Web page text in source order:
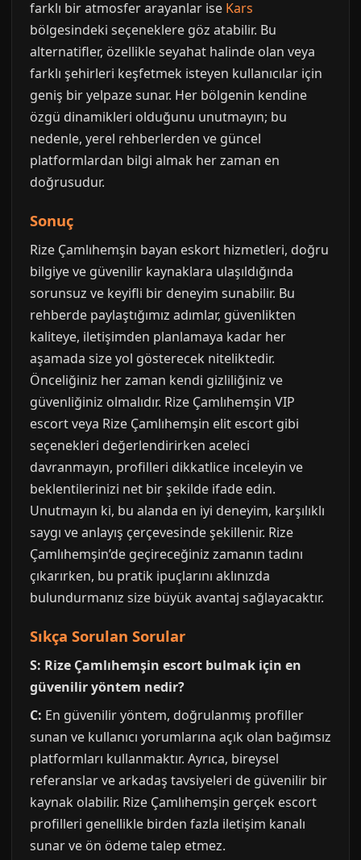
farklı bir atmosfer arayanlar ise Kars
bölgesindeki seçeneklere göz atabilir. Bu
alternatifler, özellikle seyahat halinde olan veya
farklı şehirleri keşfetmek isteyen kullanıcılar için
geniş bir yelpaze sunar. Her bölgenin kendine
özgü dinamikleri olduğunu unutmayın; bu
nedenle, yerel rehberlerden ve güncel
platformlardan bilgi almak her zaman en
doğrusudur.
Sonuç
Rize Çamlıhemşin bayan eskort hizmetleri, doğru
bilgiye ve güvenilir kaynaklara ulaşıldığında
sorunsuz ve keyifli bir deneyim sunabilir. Bu
rehberde paylaştığımız adımlar, güvenlikten
kaliteye, iletişimden planlamaya kadar her
aşamada size yol gösterecek niteliktedir.
Önceliğiniz her zaman kendi gizliliğiniz ve
güvenliğiniz olmalıdır. Rize Çamlıhemşin VIP
escort veya Rize Çamlıhemşin elit escort gibi
seçenekleri değerlendirirken aceleci
davranmayın, profilleri dikkatlice inceleyin ve
beklentilerinizi net bir şekilde ifade edin.
Unutmayın ki, bu alanda en iyi deneyim, karşılıklı
saygı ve anlayış çerçevesinde şekillenir. Rize
Çamlıhemşin’de geçireceğiniz zamanın tadını
çıkarırken, bu pratik ipuçlarını aklınızda
bulundurmanız size büyük avantaj sağlayacaktır.
Sıkça Sorulan Sorular
S: Rize Çamlıhemşin escort bulmak için en
güvenilir yöntem nedir?
C: En güvenilir yöntem, doğrulanmış profiller
sunan ve kullanıcı yorumlarına açık olan bağımsız
platformları kullanmaktır. Ayrıca, bireysel
referanslar ve arkadaş tavsiyeleri de güvenilir bir
kaynak olabilir. Rize Çamlıhemşin gerçek escort
profilleri genellikle birden fazla iletişim kanalı
sunar ve ön ödeme talep etmez.